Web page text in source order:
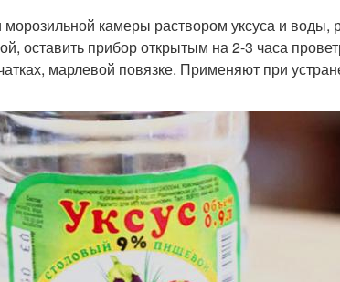
камеры раствором уксуса и воды,
оставить прибор открытым на 2-3 часа
марлевой повязке. Применяют при